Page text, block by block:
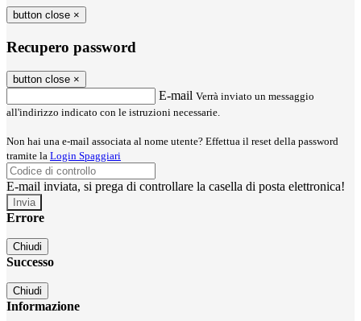
button close ×
Recupero password
button close ×
E-mail Verrà inviato un messaggio
all'indirizzo indicato con le istruzioni necessarie.
Non hai una e-mail associata al nome utente? Effettua il reset della password
tramite la Login Spaggiari
E-mail inviata, si prega di controllare la casella di posta elettronica!
Errore
Chiudi
Successo
Chiudi
Informazione